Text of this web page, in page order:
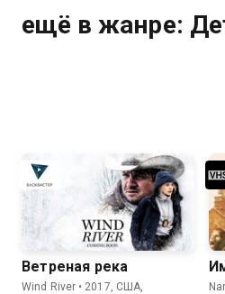
ещё в жанре:
Ветреная река
Wind River • 2017, США,